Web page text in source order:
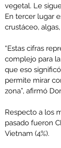
vegetal. Le
En tercer lugar
crustáceo,
“Estas cifras
complejo para
que eso
permite mirar
zona”, afirmó
Respecto a los
pasado fueron
Vietnam (4%).